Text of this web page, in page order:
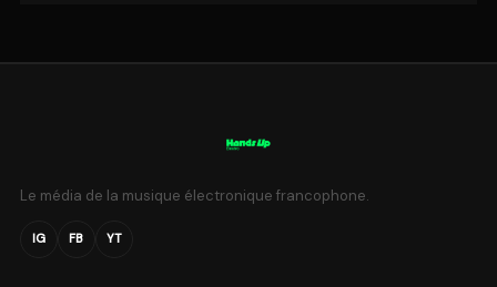
Le média de la musique électronique francophone.
IG FB YT